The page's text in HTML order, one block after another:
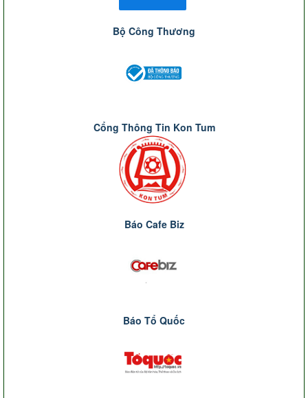
Bộ Công Thương
Cổng Thông Tin Kon Tum
Báo Cafe Biz
Báo Tổ Quốc